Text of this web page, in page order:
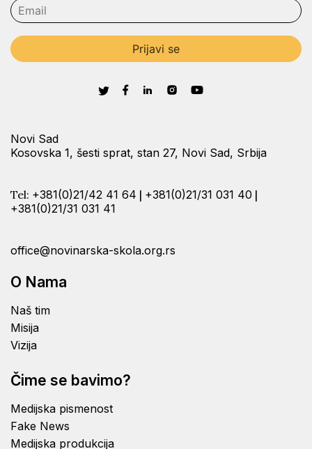
O Nama
Naš tim
Misija
Vizija
Čime se bavimo?
Medijska pismenost
Fake News
Medijska produkcija
Novi Sad
Kosovska 1, šesti sprat, stan 27, Novi Sad, Srbija
Tel: +381(0)21/42 41 64 | +381(0)21/31 031 40 |
+381(0)21/31 031 41
office@novinarska-skola.org.rs